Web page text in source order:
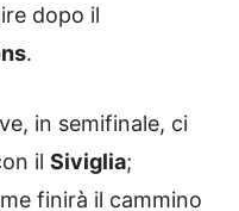
dopo il
.
in semifinale, ci
il Siviglia;
finirà il cammino